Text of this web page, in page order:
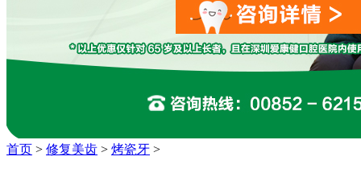
首页 > 修复美齿 > 烤瓷牙 >